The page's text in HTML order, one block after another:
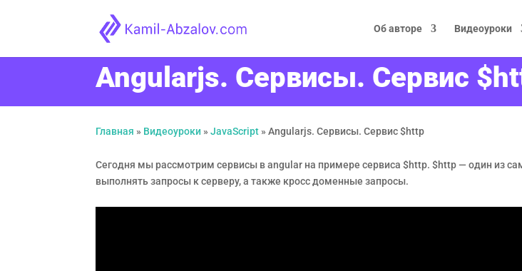
Об авторе Видеоуроки
Angularjs. Сервисы. Сервис
Главная » Видеоуроки »JavaScript »Angularjs. Сервисы. Сервис $http
Сегодня мы рассмотрим сервисы в angular на примере сервиса $http. $http — один из
выполнять запросы к серверу, а также кросс доменные запросы.